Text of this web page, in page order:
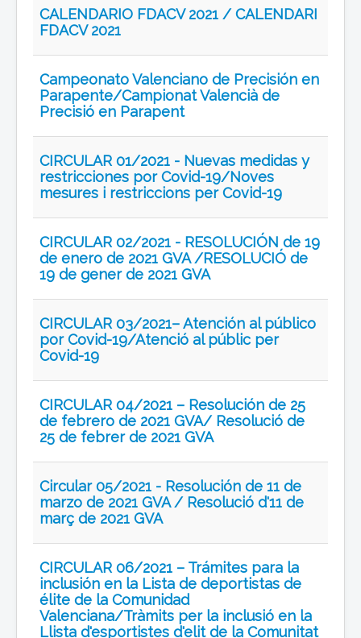
CALENDARIO FDACV 2021 / CALENDARI
FDACV 2021
Campeonato Valenciano de Precisión en
Parapente/Campionat Valencià de
Precisió en Parapent
CIRCULAR 01/2021 - Nuevas medidas y
restricciones por Covid-19/Noves
mesures i restriccions per Covid-19
CIRCULAR 02/2021 - RESOLUCIÓN de 19
de enero de 2021 GVA /RESOLUCIÓ de
19 de gener de 2021 GVA
CIRCULAR 03/2021– Atención al público
por Covid-19/Atenció al públic per
Covid-19
CIRCULAR 04/2021 – Resolución de 25
de febrero de 2021 GVA/ Resolució de
25 de febrer de 2021 GVA
Circular 05/2021 - Resolución de 11 de
marzo de 2021 GVA / Resolució d'11 de
març de 2021 GVA
CIRCULAR 06/2021 – Trámites para la
inclusión en la Lista de deportistas de
élite de la Comunidad
Valenciana/Tràmits per la inclusió en la
Llista d'esportistes d'elit de la Comunitat